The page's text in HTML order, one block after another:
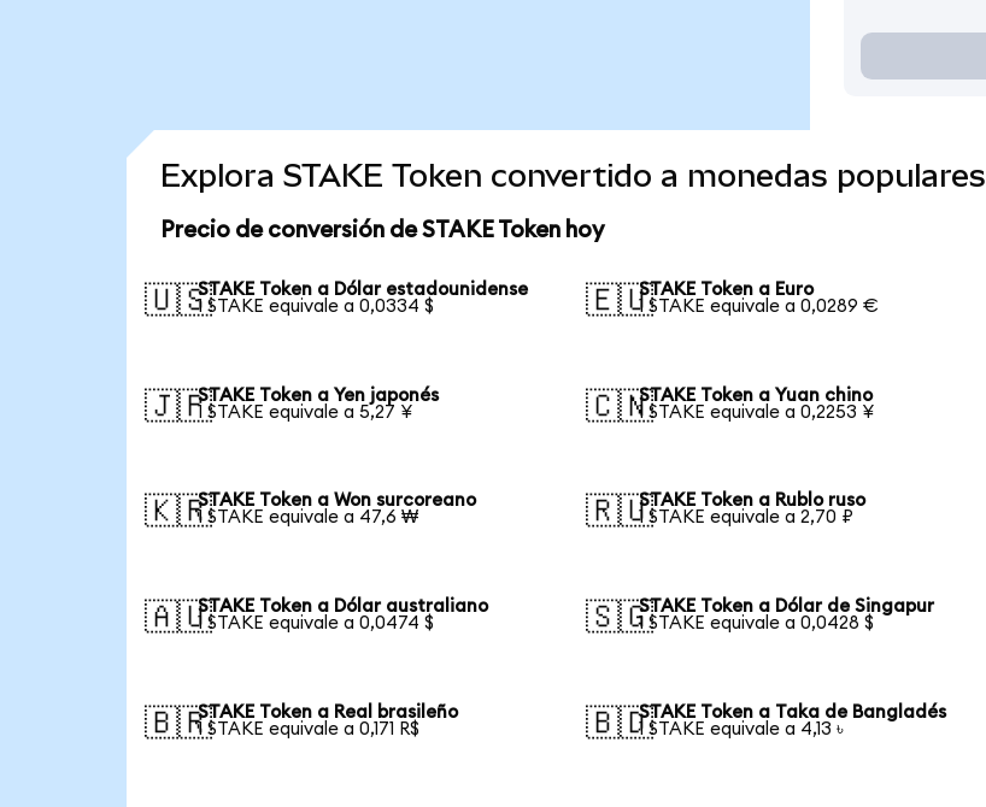
Explora STAKE Token convertido a monedas populares
Precio de conversión de STAKE Token hoy
🇺🇸STAKE Token a Dólar estadounidense
1 STAKE equivale a 0,0334 $
🇪🇺STAKE Token a Euro
1 STAKE equivale a 0,0289 €
🇯🇵STAKE Token a Yen japonés
1 STAKE equivale a 5,27 ¥
🇨🇳STAKE Token a Yuan chino
1 STAKE equivale a 0,2253 ¥
🇰🇷STAKE Token a Won surcoreano
1 STAKE equivale a 47,6 ₩
🇷🇺STAKE Token a Rublo ruso
1 STAKE equivale a 2,70 ₽
🇦🇺STAKE Token a Dólar australiano
1 STAKE equivale a 0,0474 $
🇸🇬STAKE Token a Dólar de Singapur
1 STAKE equivale a 0,0428 $
🇧🇷STAKE Token a Real brasileño
1 STAKE equivale a 0,171 R$
🇧🇩STAKE Token a Taka de Bangladés
1 STAKE equivale a 4,13 ৳